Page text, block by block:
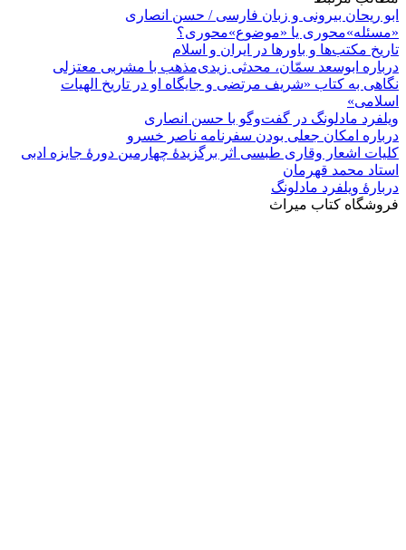
ابو ريحان بيرونی و زبان فارسی / حسن انصاری
«مسئله»محوری یا «موضوع»محوری؟
تاریخ مکتب‌ها و باورها در ایران و اسلام
درباره ابوسعد سمّان، محدثی زیدی‌مذهب با مشربی معتزلی
نگاهی به کتاب «شریف مرتضی و جایگاه او در تاریخ الهیات
اسلامی»
ویلفرد مادلونگ در گفت‌وگو با حسن انصاری
درباره امکان جعلی بودن سفرنامه ناصر خسرو
کلیات اشعار وقاری طبسی اثر برگزیدهٔ چهارمین دورۀ جایزه ادبی
استاد محمد قهرمان
دربارۀ ویلفرد مادلونگ
فروشگاه کتاب میراث